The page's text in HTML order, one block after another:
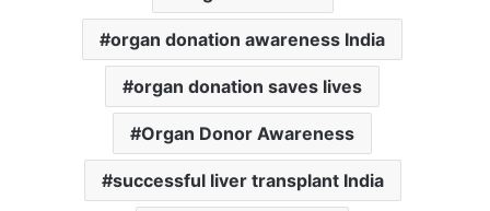
organ donation awareness India
organ donation saves lives
Organ Donor Awareness
successful liver transplant India